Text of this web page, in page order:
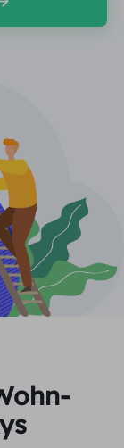
$1.4
Sie jetzt!
$0/Tag